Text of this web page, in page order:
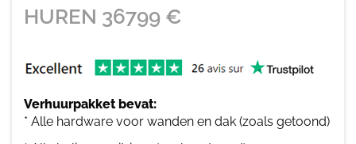
HUREN 36799 €
Verhuurpakket bevat:
* Alle hardware voor wanden en dak (zoals getoond)